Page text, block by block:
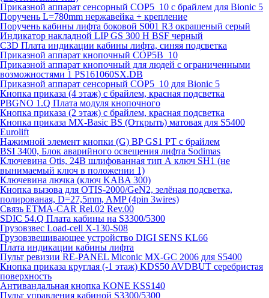
Приказной аппарат сенсорный COP5_10 с брайлем для Bionic 5
Поручень L=780mm нержавейка + крепление
Поручень кабины лифта боковой S001 R3 окрашеный серый
Индикатор накладной LIP GS 300 H BSF черный
C3D Плата индикации кабины лифта, синяя подсветка
Приказной аппарат кнопочный COP5B_10
Приказной аппарат кнопочный для людей с ограниченными
возможностями 1 PS161060SX.DB
Приказной аппарат сенсорный COP5_10 для Bionic 5
Кнопка приказа (4 этаж) с брайлем, красная подсветка
PBGNO 1.Q Плата модуля кнопочного
Кнопка приказа (2 этаж) с брайлем, красная подсветка
Кнопка приказа MX-Basic BS (Открыть) матовая для S5400
Eurolift
Нажимной элемент кнопки (G) BP GS1 PT с брайлем
BSI 3400, Блок аварийного освещения лифта Sodimas
Ключевина Otis, 24В шлифованная тип А ключ SH1 (не
вынимаемый ключ в положении 1)
Ключевина лючка (ключ KABA 300)
Кнопка вызова для OTIS-2000/GeN2, зелёная подсветка,
полированая, D=27,5mm, AMP (4pin 3wires)
Связь ETMA-CAR Rel.02 Rev.00
SDIC 54.Q Плата кабины на S3300/5300
Грузовзвес Load-cell X-130-S08
Грузовзвешивающее устройство DIGI SENS KL66
Плата индикации кабины лифта
Пульт ревизии RE-PANEL Miconic MX-GC 2006 для S5400
Кнопка приказа круглая (-1 этаж) KDS50 AVDBUT серебристая
поверхность
Антивандальная кнопка KONE KSS140
Пульт управления кабиной S3300/5300